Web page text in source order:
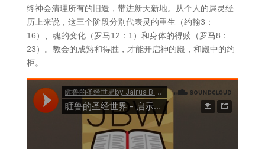
终神会清理所有的旧造，带进新天新地。从个人的属灵经
历上来说，这三个阶段分别代表灵的重生（约翰3：
16）、魂的变化（罗马12：1）和身体的得赎（罗马8：
23）。教会的成熟和得胜，才能开启神的殿，和殿中的约
柜。